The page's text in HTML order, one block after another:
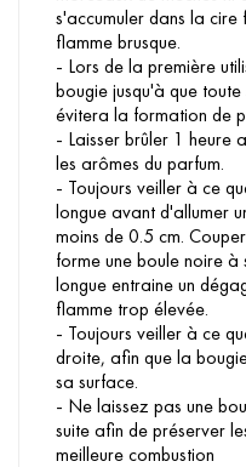
s'accumuler dans la
flamme brusque.
- Lors de la première
bougie jusqu'à que
évitera la formation de
- Laisser brûler 1 heure
les arômes du parfum.
- Toujours veiller à ce
longue avant d'allumer
moins de 0.5 cm.
forme une boule noire à
longue entraine un
flamme trop élevée.
- Toujours veiller à ce
droite, afin que la
sa surface.
- Ne laissez pas une
suite afin de préserver
meilleure combustion